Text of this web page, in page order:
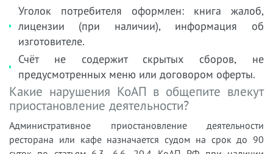
Уголок потребителя оформлен: книга жалоб,
лицензии (при наличии), информация об
изготовителе.
Счёт не содержит скрытых сборов, не
предусмотренных меню или договором оферты.
Какие нарушения КоАП в общепите влекут
приостановление деятельности?
Административное приостановление деятельности
ресторана или кафе назначается судом на срок до 90